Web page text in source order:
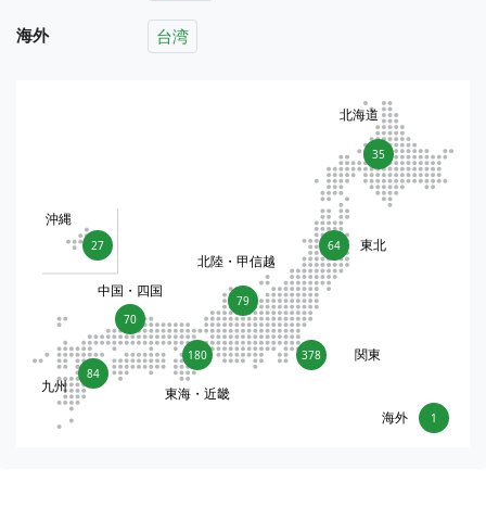
海外 台湾
35
北海道
64 東北
378 関東
79
北陸・甲信越
180
東海・近畿
70
中国・四国
84
九州
27
沖縄
1
海外